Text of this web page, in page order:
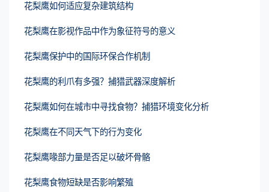
花梨鹰如何适应复杂建筑结构
花梨鹰在影视作品中作为象征符号的意义
花梨鹰保护中的国际环保合作机制
花梨鹰的利爪有多强？捕猎武器深度解析
花梨鹰如何在城市中寻找食物？捕猎环境变化分析
花梨鹰在不同天气下的行为变化
花梨鹰喙部力量是否足以破坏骨骼
花梨鹰食物短缺是否影响繁殖